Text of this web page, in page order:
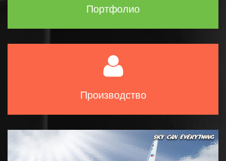
Портфолио
Производство